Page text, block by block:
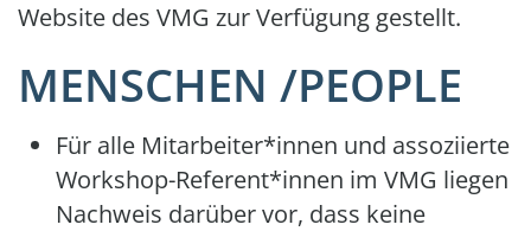
Website des VMG zur Verfügung gestellt.
MENSCHEN /PEOPLE
Für alle Mitarbeiter*innen und assoziierte
Workshop-Referent*innen im VMG liegen
Nachweis darüber vor, dass keine